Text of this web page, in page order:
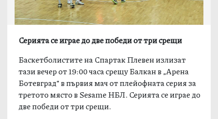
Серията се играе до две победи от три срещи
Баскетболистите на Спартак Плевен излизат
тази вечер от 19:00 часа срещу Балкан в „Арена
Ботевград“ в първия мач от плейофната серия за
третото място в Sesame НБЛ. Серията се играе до
две победи от три срещи.